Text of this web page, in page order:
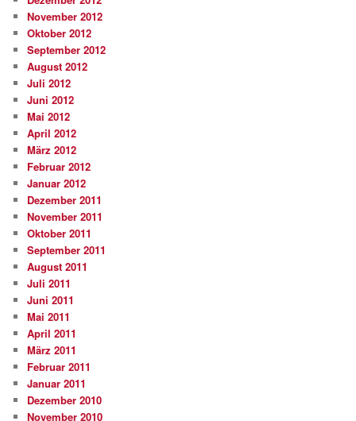
November 2012
Oktober 2012
September 2012
August 2012
Juli 2012
Juni 2012
Mai 2012
April 2012
März 2012
Februar 2012
Januar 2012
Dezember 2011
November 2011
Oktober 2011
September 2011
August 2011
Juli 2011
Juni 2011
Mai 2011
April 2011
März 2011
Februar 2011
Januar 2011
Dezember 2010
November 2010